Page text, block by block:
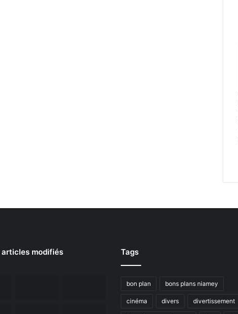
articles modifiés Tags
bon plan bons plans niamey
cinéma divers divertissement